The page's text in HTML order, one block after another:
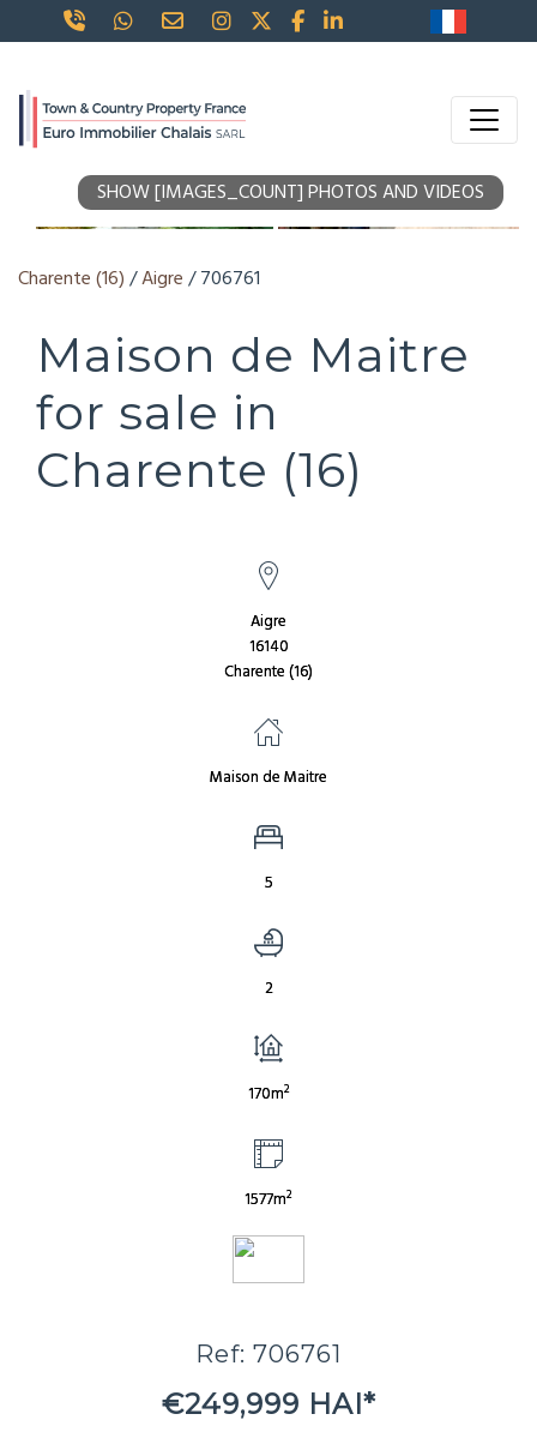
SHOW [IMAGES_COUNT] PHOTOS AND VIDEOS
Charente (16)/Aigre/ 706761
Maison de Maitre
for sale in
Charente (16)
Aigre
16140
Charente (16)
Maison de Maitre
5
2
170m2
1577m2
Ref: 706761
€249,999 HAI*